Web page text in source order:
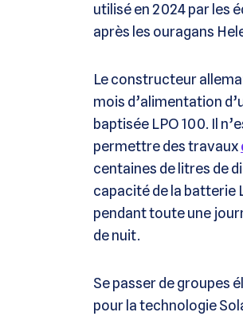
utilisé en 2024 par les
après les ouragans
Le constructeur
mois d’alimentation
baptisée LPO 100. Il
permettre des travaux
centaines de litres de
capacité de la batterie
pendant toute une
de nuit.
Se passer de groupes
pour la technologie